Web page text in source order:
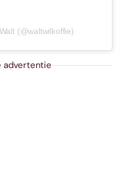
(@waltwilkoffie)
advertentie